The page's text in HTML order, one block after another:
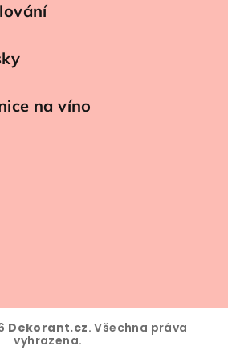
na víno
Dekorant.cz. Všechna práva
vyhrazena.